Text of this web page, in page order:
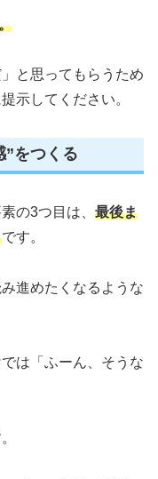
と思ってもらうため
示してください。
”をつくる
の3つ目は、 最後ま
です。
進めたくなるような
は「ふーん、そうな